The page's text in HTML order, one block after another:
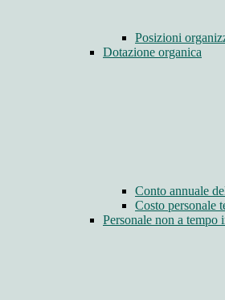
Posizioni
Dotazione organica
Conto annuale
Costo personale
Personale non a tempo